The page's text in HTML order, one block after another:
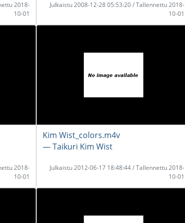
2018-
10-01
Julkaistu 2008-12-28 05:53:20 / Tallennettu 2018-
10-01
2018-
10-01
Kim Wist_colors.m4v
― Taikuri Kim Wist
Julkaistu 2012-06-17 18:48:44 / Tallennettu 2018-
10-01